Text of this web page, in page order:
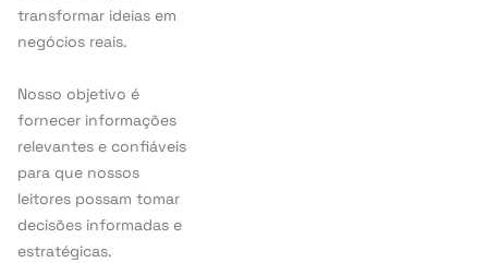
transformar ideias em
negócios reais.
Nosso objetivo é
fornecer informações
relevantes e confiáveis
para que nossos
leitores possam tomar
decisões informadas e
estratégicas.